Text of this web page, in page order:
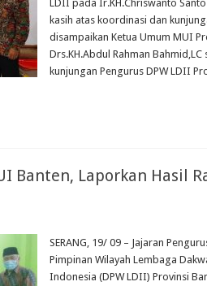
LDII pada Ir.KH.Chriswanto
kasih atas koordinasi dan
disampaikan Ketua Umum MUI
Drs.KH.Abdul Rahman Bahmid,LC
kunjungan Pengurus DPW LDII
Banten, Laporkan Hasil
SERANG, 19/ 09 – Jajaran
Pimpinan Wilayah Lembaga
Indonesia (DPW LDII) Provinsi